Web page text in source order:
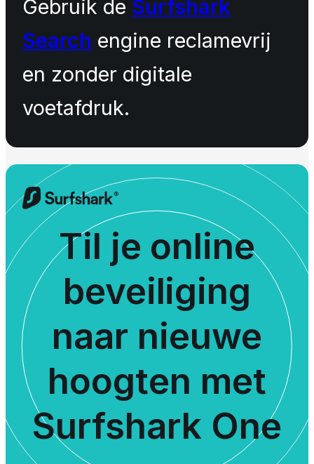
Gebruik de Surfshark
Search engine reclamevrij
en zonder digitale
voetafdruk.
Til je online
beveiliging
naar nieuwe
hoogten met
Surfshark One